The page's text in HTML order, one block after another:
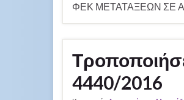
ΦΕΚ ΜΕΤΑΤΑΞΕΩΝ ΣΕ
4440/2016